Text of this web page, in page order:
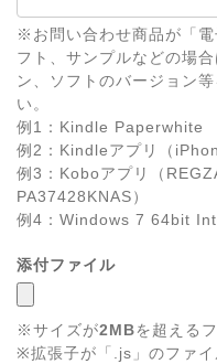
※お問い合わせ商品が「
フト、サンプルなどの場
ン、ソフトのバージョン
い。
例1：Kindle Paperwhite
例2：Kindleアプリ（
例3：Koboアプリ（
PA37428KNAS）
例4：Windows 7 64bit
添付ファイル
※サイズが2MBを超える
※拡張子が「.js」のファイ